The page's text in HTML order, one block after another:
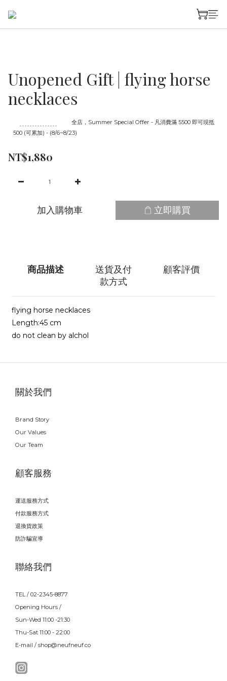
Unopened Gift | flying horse
necklaces
全店，Summer Special Offer - 凡消費滿 5500 即可現抵
500 (可累加) - (8/6~8/23)
NT$1,880
加入購物車 立即購買
商品描述
送貨及付
款方式
顧客評價
flying horse necklaces
Length:45 cm
do not clean by alchol
關於我們
Brand Story
Our Values
Our Team
顧客服務
運送服務方式
付款服務方式
退換貨政策
防詐騙宣導
聯絡我們
TEL / 02-2345-8877
Opening Hours /
Sun-Wed 11:00 -21:30
Thu-Sat 11:00 - 22:00
E-mail / shop@neufneuf.co